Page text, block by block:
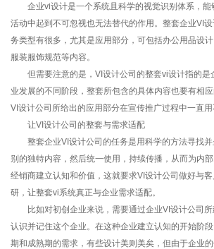
企业vi设计是一个系统且科学的视觉识别体系，能
活动中起到不可忽视也无法替代的作用。整套企业VI
务类型有很多，尤其是应用部分，可包括办公用品设
服装服饰规范等内容。
但需要注意的是，VI设计公司的整套vi设计指的是
业发展的不同阶段，整套所包含的具体内容也要有相
VI设计公司所给出的应用部分在宣传推广过程中一直用
让VI设计公司的整套与需求适配
整套企业VI设计公司的任务是用科学的方法寻找并
别的独特内容，然后统一使用，持续传播，从而为内部
经销商建立认知和价值，这就要求VI设计公司做好与
研，让整套vi系统真正与企业需求适配。
比如对初创企业来说，需要通过企业VI设计公司所
认识并记住这个企业。在这种企业建立认知的开始阶
期和成熟期的需求，有些设计美则美矣，但由于企业